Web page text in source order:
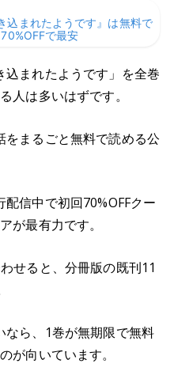
込まれたようです』は無料で
で最安
込まれたようです」を全巻
人は多いはずです。
まるごと無料で読める公
信中で初回70%OFFクー
が最有力です。
せると、分冊版の既刊11
なら、1巻が無期限で無料
が向いています。